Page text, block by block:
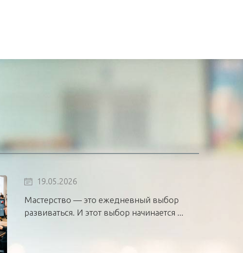
19.05.2026
Мастерство — это ежедневный выбор
развиваться. И этот выбор начинается ...